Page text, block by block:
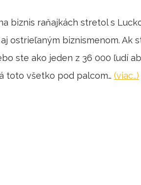
biznis raňajkách stretol s
ostrieľaným biznismenom. Ak
ste ako jeden z 36 000 ľudí
toto všetko pod palcom… (viac…)